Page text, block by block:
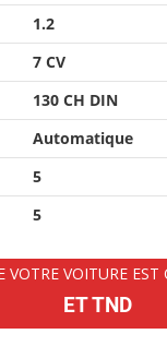
1.2
7 CV
130 CH DIN
Automatique
5
5
VOTRE VOITURE EST
ET TND